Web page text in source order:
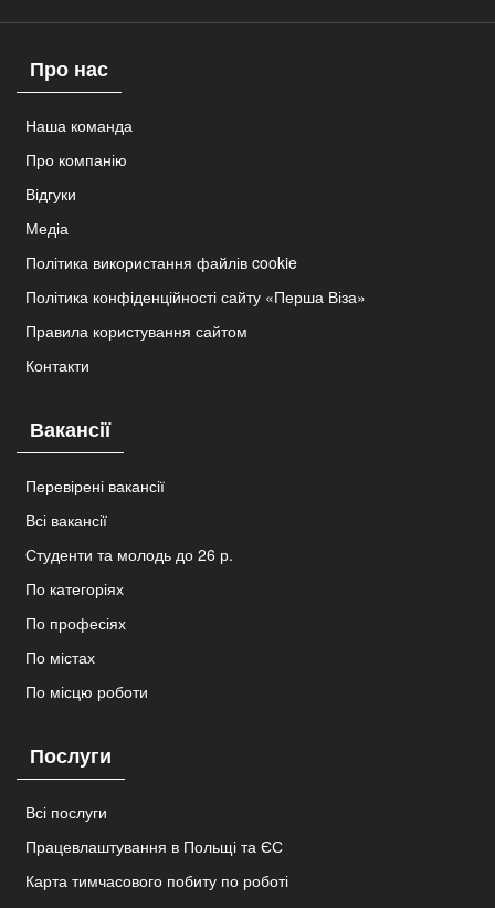
Про нас
Наша команда
Про компанію
Відгуки
Медіа
Політика використання файлів cookie
Політика конфіденційності сайту «Перша Віза»
Правила користування сайтом
Контакти
Вакансії
Перевірені вакансії
Всі вакансії
Студенти та молодь до 26 р.
По категоріях
По професіях
По містах
По місцю роботи
Послуги
Всі послуги
Працевлаштування в Польщі та ЄС
Карта тимчасового побиту по роботі